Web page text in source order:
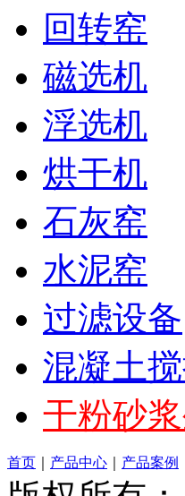
回转窑
磁选机
浮选机
烘干机
石灰窑
水泥窑
过滤设备
混凝土
干粉砂
首页 产品中心 产品案例